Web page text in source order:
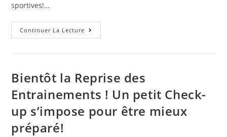
sportives!…
Continuer La Lecture
Bientôt la Reprise des
Entrainements ! Un petit Check-
up s’impose pour être mieux
préparé!